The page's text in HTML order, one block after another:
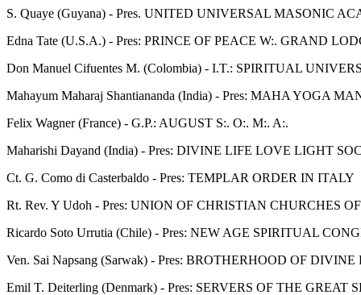
S. Quaye (Guyana) - Pres. UNITED UNIVERSAL MASONIC
Edna Tate (U.S.A.) - Pres: PRINCE OF PEACE W:. GRAND
Don Manuel Cifuentes M. (Colombia) - I.T.: SPIRITUAL
Mahayum Maharaj Shantiananda (India) - Pres: MAHA YOGA
Felix Wagner (France) - G.P.: AUGUST S:. O:. M:. A:.
Maharishi Dayand (India) - Pres: DIVINE LIFE LOVE LIGHT
Ct. G. Como di Casterbaldo - Pres: TEMPLAR ORDER IN ITALY
Rt. Rev. Y Udoh - Pres: UNION OF CHRISTIAN CHURCHES
Ricardo Soto Urrutia (Chile) - Pres: NEW AGE SPIRITUAL
Ven. Sai Napsang (Sarwak) - Pres: BROTHERHOOD OF DIVINE
Emil T. Deiterling (Denmark) - Pres: SERVERS OF THE